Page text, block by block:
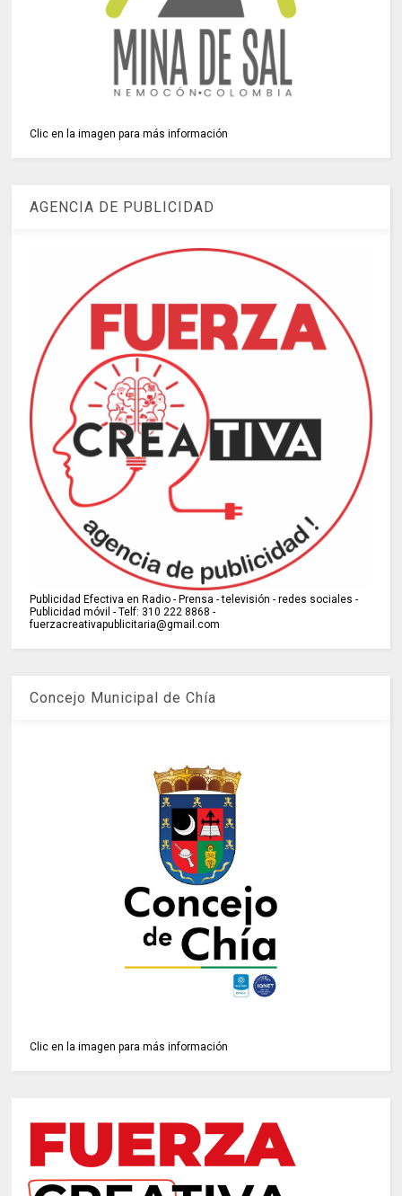
Clic en la imagen para más información
AGENCIA DE PUBLICIDAD
Publicidad Efectiva en Radio - Prensa - televisión - redes sociales -
Publicidad móvil - Telf: 310 222 8868 -
fuerzacreativapublicitaria@gmail.com
Concejo Municipal de Chía
Clic en la imagen para más información